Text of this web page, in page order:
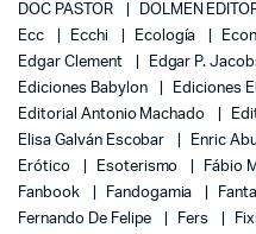
DOC PASTOR
DOLMEN
Ecc
Ecchi Ecología
Edgar Clement
Edgar P.
Ediciones Babylon
Ediciones
Editorial Antonio Machado
Elisa Galván Escobar
Enric
Erótico
Esoterismo Fábio
Fanbook
Fandogamia
Fernando De Felipe
Fers